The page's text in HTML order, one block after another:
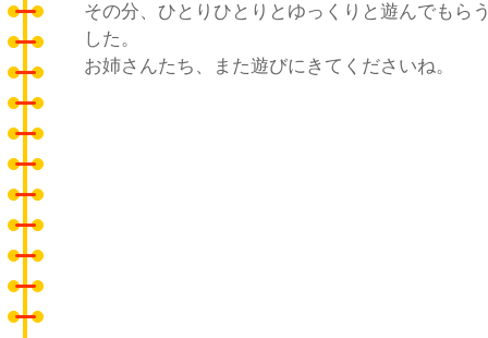
その分、ひとりひとりとゆっくりと遊んでもら
した。
お姉さんたち、また遊びにきてくださいね。